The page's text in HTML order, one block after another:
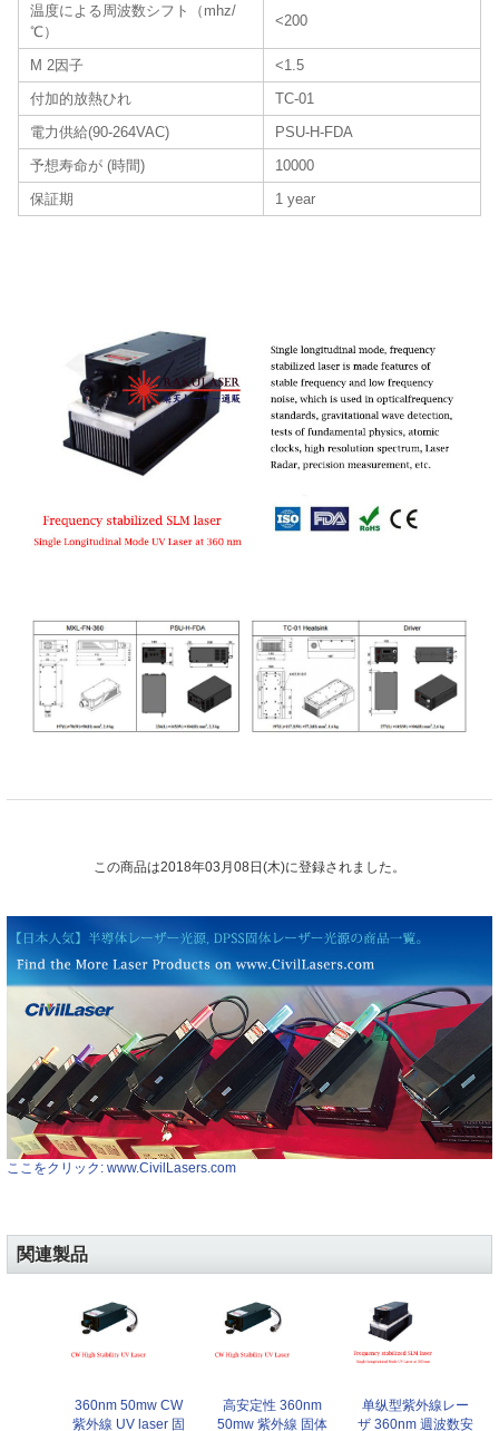
温度による周波数シフト（mhz/
℃）
<200
M 2因子
<1.5
付加的放熱ひれ
TC-01
電力供給(90-264VAC)
PSU-H-FDA
予想寿命が (時間)
10000
保証期
1 year
この商品は2018年03月08日(木)に登録されました。
ここをクリック: www.CivilLasers.com
関連製品
360nm 50mw CW
紫外線 UV laser 固
高安定性 360nm
50mw 紫外線 固体
单纵型紫外線レー
ザ 360nm 週波数安